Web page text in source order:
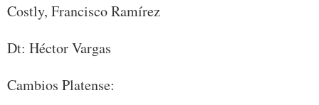
Costly, Francisco Ramírez
Dt: Héctor Vargas
Cambios Platense: